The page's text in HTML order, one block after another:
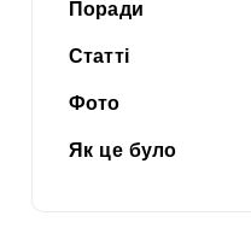
Поради
Статті
Фото
Як це було